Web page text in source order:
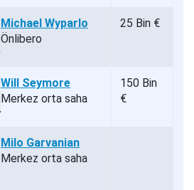
Michael Wyparlo
Önlibero
25 Bin €
Will Seymore
Merkez orta saha
150 Bin
€
Milo Garvanian
Merkez orta saha